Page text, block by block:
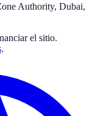
Authority, Dubai,
el sitio.
.